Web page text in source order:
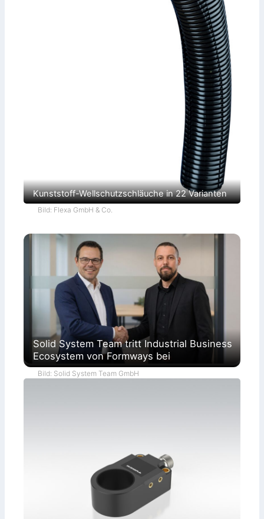
Kunststoff-Wellschutzschläuche in 22 Varianten
Bild: Flexa GmbH & Co.
Solid System Team tritt Industrial Business
Ecosystem von Formways bei
Bild: Solid System Team GmbH